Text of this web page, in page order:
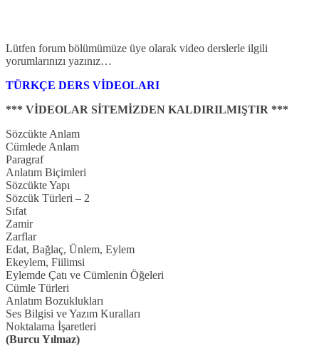
Lütfen forum bölümümüze üye olarak video derslerle ilgili
yorumlarınızı yazınız…
TÜRKÇE DERS VİDEOLARI
*** VİDEOLAR SİTEMİZDEN KALDIRILMIŞTIR ***
Sözcükte Anlam
Cümlede Anlam
Paragraf
Anlatım Biçimleri
Sözcükte Yapı
Sözcük Türleri – 2
Sıfat
Zamir
Zarflar
Edat, Bağlaç, Ünlem, Eylem
Ekeylem, Fiilimsi
Eylemde Çatı ve Cümlenin Öğeleri
Cümle Türleri
Anlatım Bozuklukları
Ses Bilgisi ve Yazım Kuralları
Noktalama İşaretleri
(Burcu Yılmaz)